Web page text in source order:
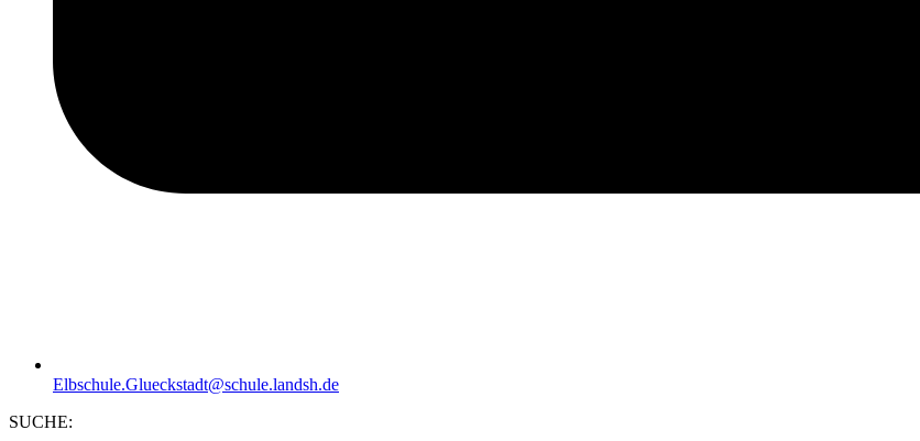
Elbschule.Glueckstadt@schule.landsh.de
SUCHE: